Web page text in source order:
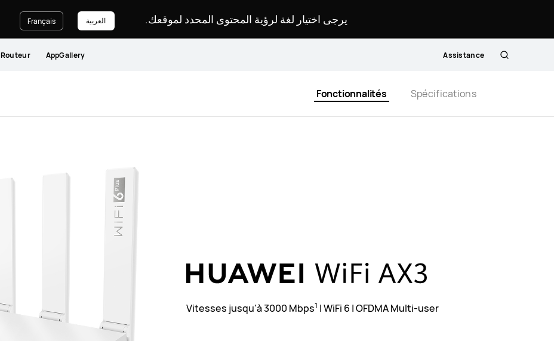
يرجى اختيار لغة لرؤية المحتوى المحدد لموقعك. Français العربية
Routeur AppGallery Assistance
Fonctionnalités Spécifications
Vitesses jusqu'à 3000 Mbps1 | WiFi 6 | OFDMAMulti-user